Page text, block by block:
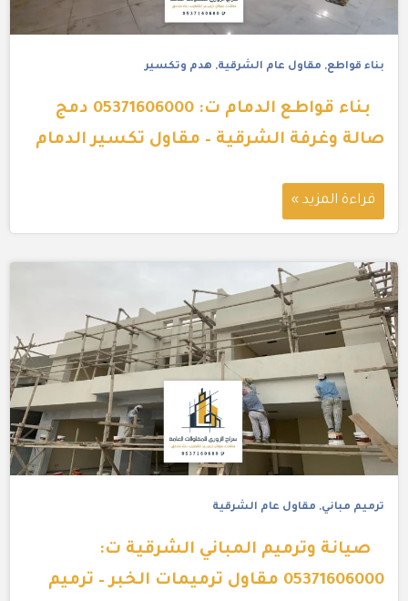
بناء قواطع, مقاول عام الشرقية, هدم وتكسير
بناء قواطع الدمام ت: 05371606000 دمج
صالة وغرفة الشرقية – مقاول تكسير الدمام
قراءة المزيد »
ترميم مباني, مقاول عام الشرقية
صيانة وترميم المباني الشرقية ت:
05371606000 مقاول ترميمات الخبر – ترميم